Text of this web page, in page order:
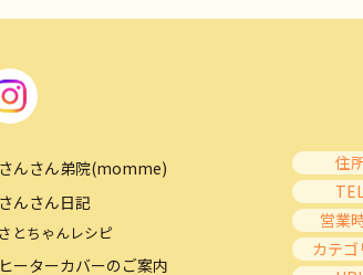
さんさん弟院(momme)
さんさん日記
さとちゃんレシピ
ヒーターカバーのご案内
住
営業
カテゴ